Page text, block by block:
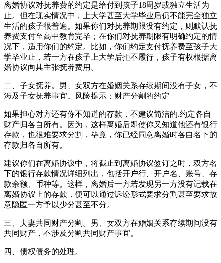
离婚协议对抚养费的约定是给付到孩子18周岁或独立生活为
止。但在现实情况中，上大学甚至大学毕业后仍不能完全独立
生活的孩子很普遍。如果你们对抚养期限没有约定，则默认抚
养费支付至高中教育完毕；在你们对抚养期限有明确约定的情
况下，适用你们的约定。比如，你们约定支付抚养费至孩子大
学毕业止，若一方在孩子上大学后拒不履行，孩子有权根据离
婚协议向其主张抚养费用。
二、子女抚养。男、女双方在婚姻关系存续期间没有子女，不
涉及子女抚养事宜。风险提示：财产分割的约定
如果担心对方还有你不知道的存款，不建议简洁的.约定各自
财产归各自所有。因为，这样离婚后即使你又知道他还有银行
存款，也很难要求分割，毕竟，你已经同意离婚时各自名下的
存款归各自所有。
建议你们在离婚协议中，将截止到离婚协议签订之时，双方名
下的银行存款情况详细列出，包括开户行、开户名、账号、存
款余额、币种等。这样，离婚后一方若发现另一方没有记载在
离婚协议上的存款，便可以通过诉讼形式要求分割甚至要求故
意隐匿一方予以少分甚至不分。
三、夫妻共同财产分割。男、女双方在婚姻关系存续期间没有
共同财产，不涉及分割共同财产事宜。
四、债权债务的处理。